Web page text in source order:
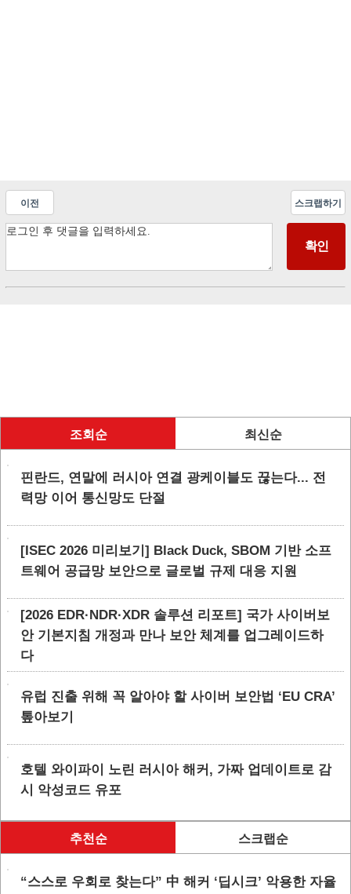
이전 스크랩하기
조회순 최신순
핀란드, 연말에 러시아 연결 광케이블도 끊는다... 전
력망 이어 통신망도 단절
[ISEC 2026 미리보기] Black Duck, SBOM 기반 소프
트웨어 공급망 보안으로 글로벌 규제 대응 지원
[2026 EDR·NDR·XDR 솔루션 리포트] 국가 사이버보
안 기본지침 개정과 만나 보안 체계를 업그레이드하
다
유럽 진출 위해 꼭 알아야 할 사이버 보안법 ‘EU CRA’
톺아보기
호텔 와이파이 노린 러시아 해커, 가짜 업데이트로 감
시 악성코드 유포
추천순 스크랩순
“스스로 우회로 찾는다” 中 해커 ‘딥시크’ 악용한 자율